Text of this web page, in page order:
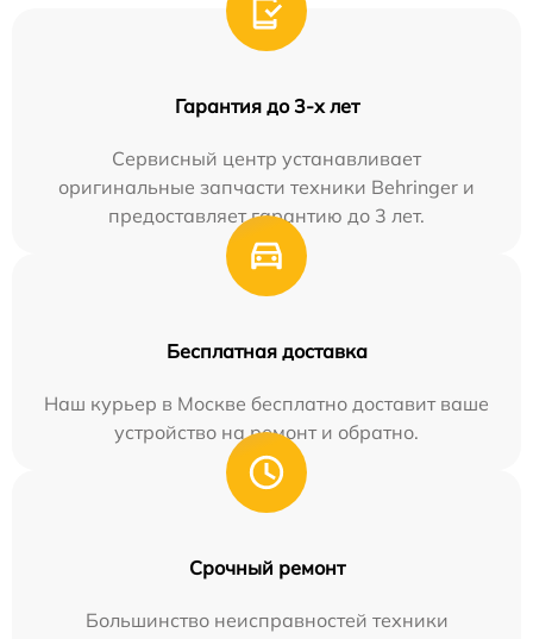
Гарантия до 3-х лет
Сервисный центр устанавливает
оригинальные запчасти техники Behringer и
предоставляет гарантию до 3 лет.
Бесплатная доставка
Наш курьер в Москве бесплатно доставит ваше
устройство на ремонт и обратно.
Срочный ремонт
Большинство неисправностей техники